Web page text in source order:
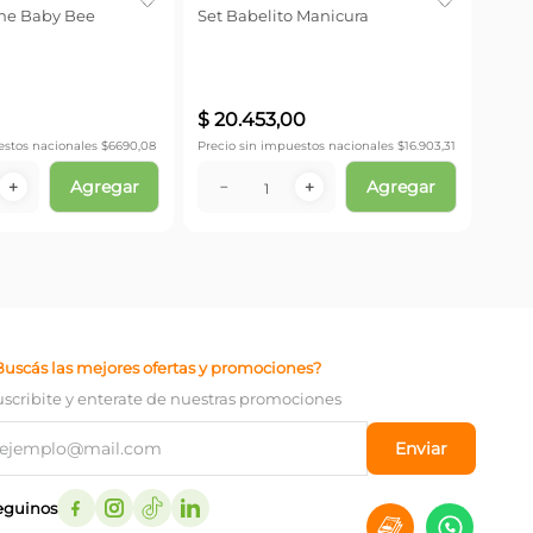
Baby Bee
nacionales $6690,08
＋ Agregar
Set Babelito Manicura
$ 20.453,00
Precio sin impuestos nacionales $16.903,31
＋
－ Agregar
las mejores ofertas y promociones?
y enterate de nuestras promociones
Enviar